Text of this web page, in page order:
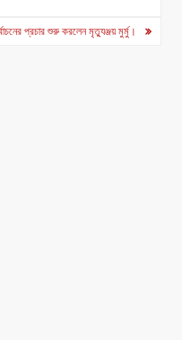
প্রচার শুরু করলেন মৃত্যুঞ্জয় মুর্মু।